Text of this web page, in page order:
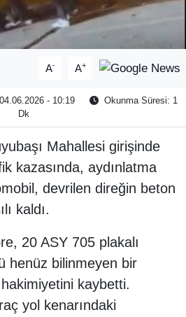
A- A+
04.06.2026 - 10:19
Okunma Süresi: 1
Dk
Mahallesi girişinde
kazasında, aydınlatma
devrilen direğin beton
kaldı.
20 ASY 705 plakalı
henüz bilinmeyen bir
kaybetti.
yol kenarındaki